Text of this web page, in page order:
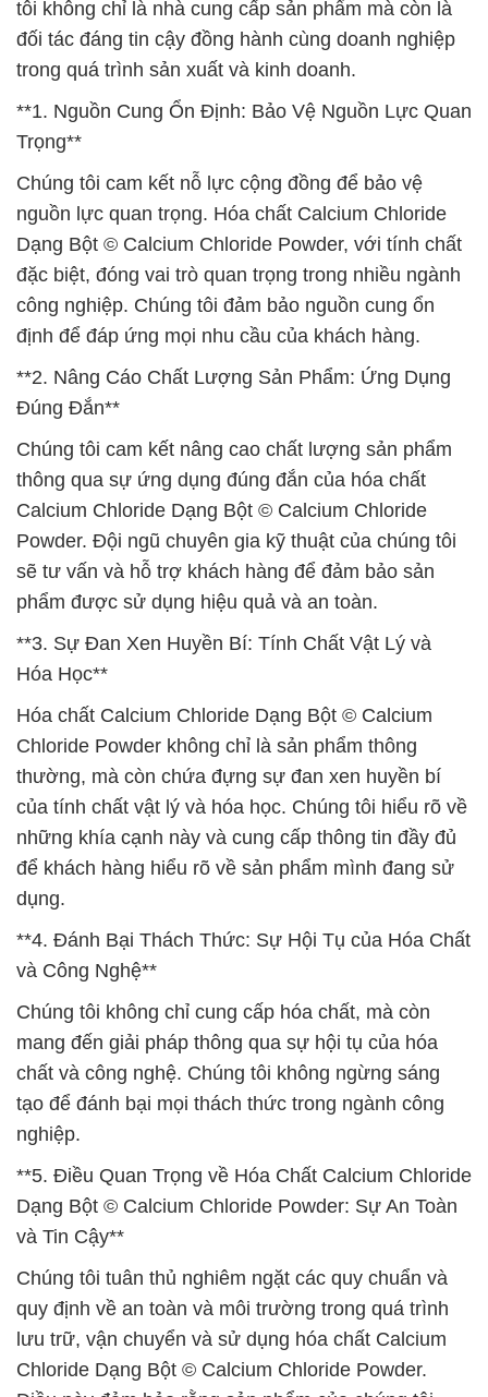
tôi không chỉ là nhà cung cấp sản phẩm mà còn là
đối tác đáng tin cậy đồng hành cùng doanh nghiệp
trong quá trình sản xuất và kinh doanh.
**1. Nguồn Cung Ổn Định: Bảo Vệ Nguồn Lực Quan
Trọng**
Chúng tôi cam kết nỗ lực cộng đồng để bảo vệ
nguồn lực quan trọng. Hóa chất Calcium Chloride
Dạng Bột © Calcium Chloride Powder, với tính chất
đặc biệt, đóng vai trò quan trọng trong nhiều ngành
công nghiệp. Chúng tôi đảm bảo nguồn cung ổn
định để đáp ứng mọi nhu cầu của khách hàng.
**2. Nâng Cáo Chất Lượng Sản Phẩm: Ứng Dụng
Đúng Đắn**
Chúng tôi cam kết nâng cao chất lượng sản phẩm
thông qua sự ứng dụng đúng đắn của hóa chất
Calcium Chloride Dạng Bột © Calcium Chloride
Powder. Đội ngũ chuyên gia kỹ thuật của chúng tôi
sẽ tư vấn và hỗ trợ khách hàng để đảm bảo sản
phẩm được sử dụng hiệu quả và an toàn.
**3. Sự Đan Xen Huyền Bí: Tính Chất Vật Lý và
Hóa Học**
Hóa chất Calcium Chloride Dạng Bột © Calcium
Chloride Powder không chỉ là sản phẩm thông
thường, mà còn chứa đựng sự đan xen huyền bí
của tính chất vật lý và hóa học. Chúng tôi hiểu rõ về
những khía cạnh này và cung cấp thông tin đầy đủ
để khách hàng hiểu rõ về sản phẩm mình đang sử
dụng.
**4. Đánh Bại Thách Thức: Sự Hội Tụ của Hóa Chất
và Công Nghệ**
Chúng tôi không chỉ cung cấp hóa chất, mà còn
mang đến giải pháp thông qua sự hội tụ của hóa
chất và công nghệ. Chúng tôi không ngừng sáng
tạo để đánh bại mọi thách thức trong ngành công
nghiệp.
**5. Điều Quan Trọng về Hóa Chất Calcium Chloride
Dạng Bột © Calcium Chloride Powder: Sự An Toàn
và Tin Cậy**
Chúng tôi tuân thủ nghiêm ngặt các quy chuẩn và
quy định về an toàn và môi trường trong quá trình
lưu trữ, vận chuyển và sử dụng hóa chất Calcium
Chloride Dạng Bột © Calcium Chloride Powder.